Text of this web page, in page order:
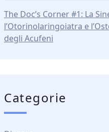
The Doc’s Corner #1: La
l’Otorinolaringoiatra e
degli Acufeni
Categorie